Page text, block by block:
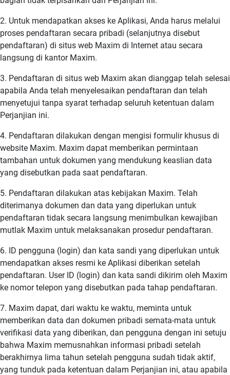
2. Untuk mendapatkan akses ke Aplikasi, Anda harus melalui
proses pendaftaran secara pribadi (selanjutnya disebut
pendaftaran) di situs web Maxim di Internet atau secara
langsung di kantor Maxim.
3. Pendaftaran di situs web Maxim akan dianggap telah selesai
apabila Anda telah menyelesaikan pendaftaran dan telah
menyetujui tanpa syarat terhadap seluruh ketentuan dalam
Perjanjian ini.
4. Pendaftaran dilakukan dengan mengisi formulir khusus di
website Maxim. Maxim dapat memberikan permintaan
tambahan untuk dokumen yang mendukung keaslian data
yang disebutkan pada saat pendaftaran.
5. Pendaftaran dilakukan atas kebijakan Maxim. Telah
diterimanya dokumen dan data yang diperlukan untuk
pendaftaran tidak secara langsung menimbulkan kewajiban
mutlak Maxim untuk melaksanakan prosedur pendaftaran.
6. ID pengguna (login) dan kata sandi yang diperlukan untuk
mendapatkan akses resmi ke Aplikasi diberikan setelah
pendaftaran. User ID (login) dan kata sandi dikirim oleh Maxim
ke nomor telepon yang disebutkan pada tahap pendaftaran.
7. Maxim dapat, dari waktu ke waktu, meminta untuk
memberikan data dan dokumen pribadi semata-mata untuk
verifikasi data yang diberikan, dan pengguna dengan ini setuju
bahwa Maxim memusnahkan informasi pribadi setelah
berakhirnya lima tahun setelah pengguna sudah tidak aktif,
yang tunduk pada ketentuan dalam Perjanjian ini, atau apabila